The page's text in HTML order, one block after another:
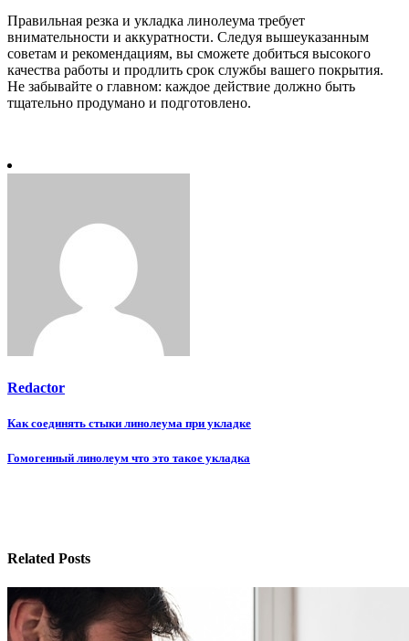
Правильная резка и укладка линолеума требует
внимательности и аккуратности. Следуя вышеуказанным
советам и рекомендациям, вы сможете добиться высокого
качества работы и продлить срок службы вашего покрытия.
Не забывайте о главном: каждое действие должно быть
тщательно продумано и подготовлено.
Redactor
Навигация
по
Как соединять стыки линолеума при укладке
Гомогенный линолеум что это такое укладка
Related Posts